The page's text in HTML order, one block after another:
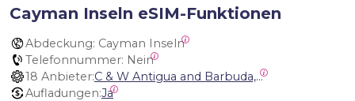
Cayman Inseln eSIM-Funktionen
Abdeckung: Cayman Inseln
Telefonnummer: Nein
18 Anbieter:
C & W Antigua and Barbuda, Cable and Wireless Anguilla, Cable & Wireless - LIME, Setel Netherlands Antilles, BTC Bahamas, C&W (Flow), Claro, Bouygues/DigiCel, Dauphin, Free, Cable & Wireless Jamaica, Cable & Wireless Saint Kitts and Nevis, Cable & Wireless Saint Lucia, Cable & Wireless Montserrat, Liberty, Telephone Company Puerto Rico , Cable & Wireless, C & W Saint Vincent and Grenadines
Aufladungen:Ja